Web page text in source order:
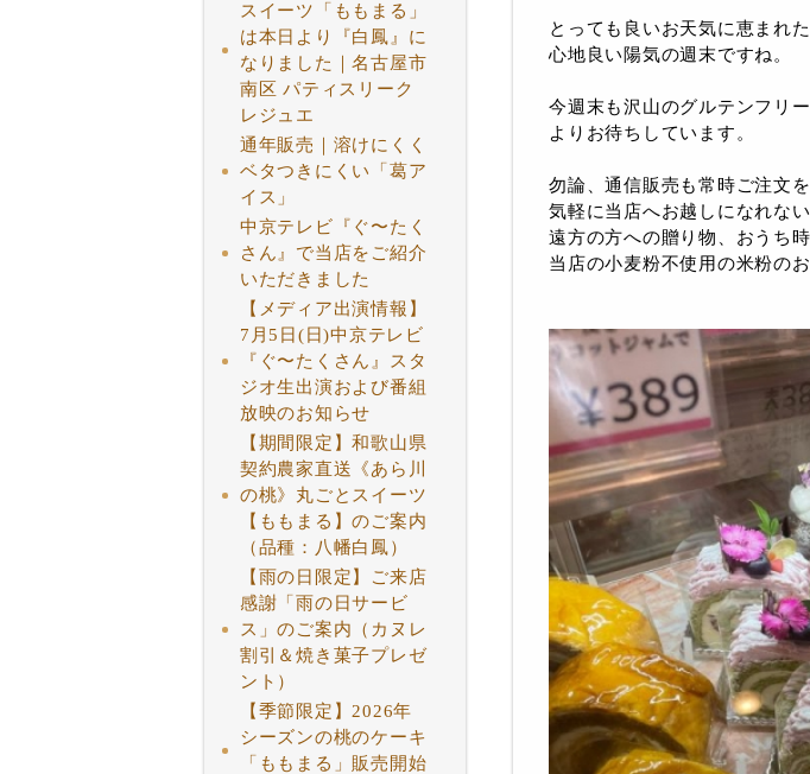
スイーツ「ももまる」
は本日より『白鳳』に
なりました｜名古屋市
南区 パティスリーク
レジュエ
通年販売｜溶けにくく
ベタつきにくい「葛ア
イス」
中京テレビ『ぐ〜たく
さん』で当店をご紹介
いただきました
【メディア出演情報】
7月5日(日)中京テレビ
『ぐ〜たくさん』スタ
ジオ生出演および番組
放映のお知らせ
【期間限定】和歌山県
契約農家直送《あら川
の桃》丸ごとスイーツ
【ももまる】のご案内
（品種：八幡白鳳）
【雨の日限定】ご来店
感謝「雨の日サービ
ス」のご案内（カヌレ
割引＆焼き菓子プレゼ
ント）
【季節限定】2026年
シーズンの桃のケーキ
「ももまる」販売開始
とっても良いお天気に恵まれた
心地良い陽気の週末ですね。
今週末も沢山のグルテンフリ
よりお待ちしています。
勿論、通信販売も常時ご注文
気軽に当店へお越しになれない
遠方の方への贈り物、おうち
当店の小麦粉不使用の米粉の